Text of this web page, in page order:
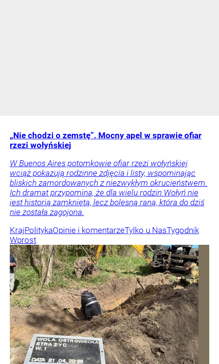
„Nie chodzi o zemstę”. Mocny apel w sprawie ofiar
rzezi wołyńskiej
W Buenos Aires potomkowie ofiar rzezi wołyńskiej
wciąż pokazują rodzinne zdjęcia i listy, wspominając
bliskich zamordowanych z niezwykłym okrucieństwem.
Ich dramat przypomina, że dla wielu rodzin Wołyń nie
jest historią zamkniętą, lecz bolesną raną, która do dziś
nie została zagojona.
KrajPolitykaOpinie i komentarzeTylko u NasTygodnik
Wprost